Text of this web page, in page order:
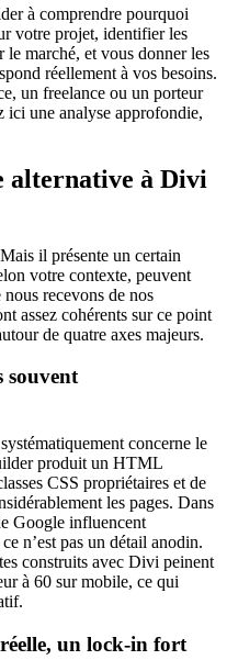
à comprendre pourquoi
votre projet, identifier les
le marché, et vous donner les
réellement à vos besoins.
un freelance ou un porteur
ici une analyse approfondie,
alternative à Divi
il présente un certain
votre contexte, peuvent
recevons de nos
assez cohérents sur ce point
de quatre axes majeurs.
souvent
concerne le
produit un HTML
CSS propriétaires et de
les pages. Dans
Google influencent
n’est pas un détail anodin.
construits avec Divi peinent
à 60 sur mobile, ce qui
un lock-in fort